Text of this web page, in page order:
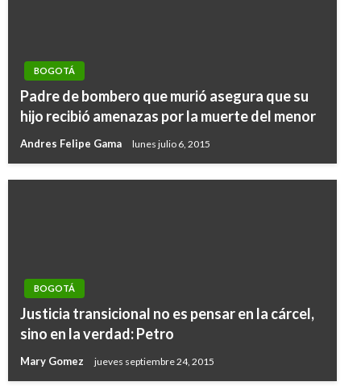
BOGOTÁ
Padre de bombero que murió asegura que su
hijo recibió amenazas por la muerte del menor
Andres Felipe Gama lunes julio 6, 2015
BOGOTÁ
Justicia transicional no es pensar en la cárcel,
sino en la verdad: Petro
Mary Gomez jueves septiembre 24, 2015